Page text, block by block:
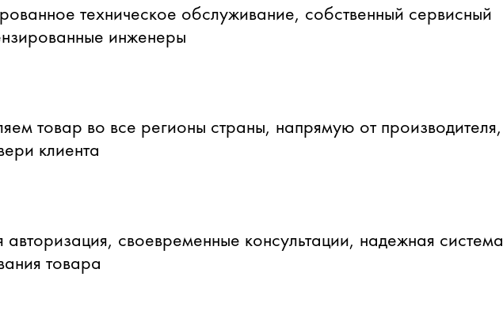
техническое обслуживание, собственный сервисный
инженеры
товар во все регионы страны, напрямую от производителя,
клиента
авторизация, своевременные консультации, надежная система
товара